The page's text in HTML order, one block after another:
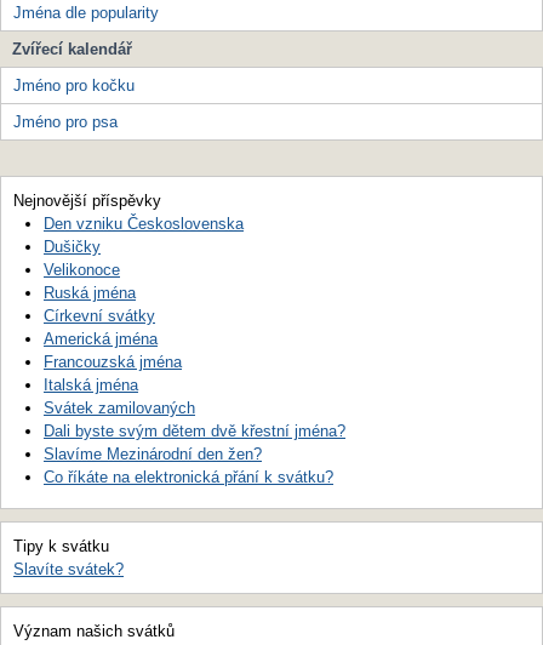
Jména dle popularity
Zvířecí kalendář
Jméno pro kočku
Jméno pro psa
Nejnovější příspěvky
Den vzniku Československa
Dušičky
Velikonoce
Ruská jména
Církevní svátky
Americká jména
Francouzská jména
Italská jména
Svátek zamilovaných
Dali byste svým dětem dvě křestní jména?
Slavíme Mezinárodní den žen?
Co říkáte na elektronická přání k svátku?
Tipy k svátku
Slavíte svátek?
Význam našich svátků